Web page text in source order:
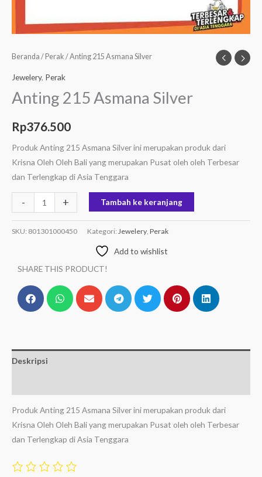
Beranda / Perak / Anting 215 Asmana Silver
Jewelery, Perak
Anting 215 Asmana Silver
Rp376.500
Produk Anting 215 Asmana Silver ini merupakan produk dari
Krisna Oleh Oleh Bali yang merupakan Pusat oleh oleh Terbesar
dan Terlengkap di Asia Tenggara
- + Tambah ke keranjang
SKU: 801301000450 Kategori: Jewelery Perak
Add to wishlist
SHARE THIS PRODUCT!
Deskripsi
Produk Anting 215 Asmana Silver ini merupakan produk dari
Krisna Oleh Oleh Bali yang merupakan Pusat oleh oleh Terbesar
dan Terlengkap di Asia Tenggara